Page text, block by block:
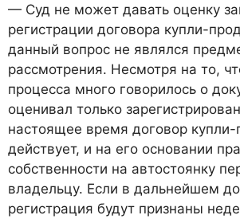
— Суд не может давать оценку
регистрации договора купли-
данный вопрос не являлся
рассмотрения. Несмотря на то,
процесса много говорилось о
оценивал только
настоящее время договор
действует, и на его основании
собственности на автостоянку
владельцу. Если в дальнейшем
регистрация будут признаны